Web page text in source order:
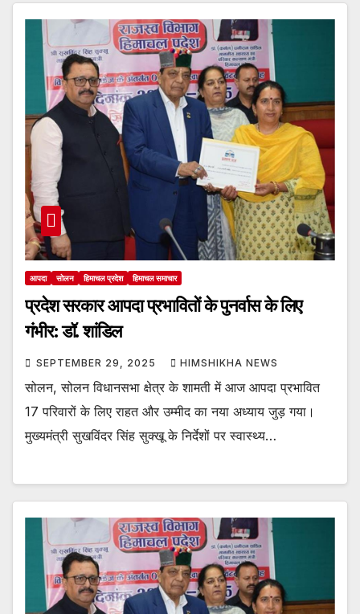
आपदा सोलन हिमाचल प्रदेश हिमाचल समाचार
प्रदेश सरकार आपदा प्रभावितों के पुनर्वास के लिए
गंभीर: डॉ. शांडिल
SEPTEMBER 29, 2025 HIMSHIKHA NEWS
सोलन, सोलन विधानसभा क्षेत्र के शामती में आज आपदा प्रभावित
17 परिवारों के लिए राहत और उम्मीद का नया अध्याय जुड़ गया।
मुख्यमंत्री सुखविंदर सिंह सुक्खू के निर्देशों पर स्वास्थ्य…